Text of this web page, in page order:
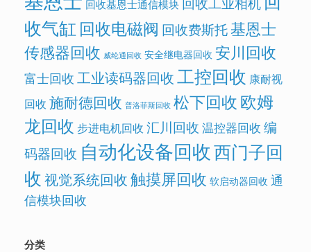
回收基恩士通信模块
收气缸 回收电磁阀 回收费斯托基恩士
传感器回收 威纶通回收 安全继电器回收 安川回收
富士回收工业读码器回收工控回收 康耐视
回收 施耐德回收 普洛菲斯回收 松下回收欧姆
龙回收 步进电机回收 汇川回收 温控器回收 编
码器回收 自动化设备回收西门子回
收视觉系统回收触摸屏回收 软启动器回收 通
信模块回收
分类